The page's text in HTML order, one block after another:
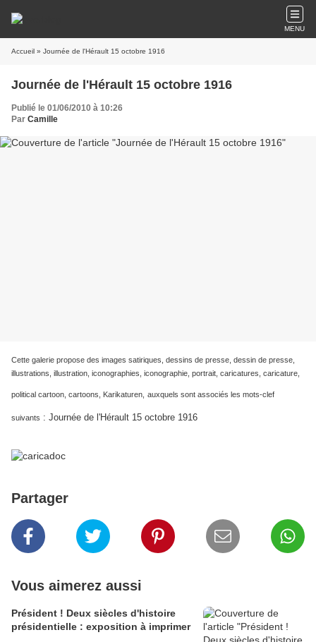
MENU
Accueil » Journée de l'Hérault 15 octobre 1916
Journée de l'Hérault 15 octobre 1916
Publié le 01/06/2010 à 10:26
Par Camille
Cette galerie propose des images satiriques, dessins de presse, dessin de presse,
illustrations, illustration, iconographies, iconographie, portrait, caricatures, caricature,
political cartoon, cartoons, Karikaturen, auxquels sont associés les mots-clef
suivants : Journée de l'Hérault 15 octobre 1916
Partager
Vous aimerez aussi
Président ! Deux siècles d'histoire
présidentielle : exposition à imprimer